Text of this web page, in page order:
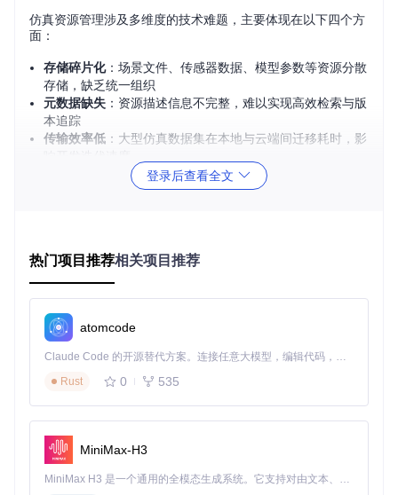
仿真资源管理涉及多维度的技术难题，主要体现在以下四个方
面：
存储碎片化：场景文件、传感器数据、模型参数等资源分散
存储，缺乏统一组织
元数据缺失 ：资源描述信息不完整，难以实现高效检索与版
本追踪
传输效率低 ：大型仿真数据集在本地与云端间迁移耗时，影
：多团队协作时，资源版本同步困难，易产生数
图1：AlpaSim仿真服务架构，展示了从Wizard数据准备到Run
time异步部署的资源流转过程
2 架构设计：如何构建云原生的资源管理体系？
针对仿真资源管理的核心挑战，AlpaSim采用微服务架构设
计，通过分层管理实现资源从本地到云端的无缝迁移。该架构
段，构建了完整的资源生命周期管理体系。
2.1 资源管理层级结构
AlpaSim资源管理架构分为四个逻辑层级，每层解决特定的技
术问题：
登录后查看全文
热门项目推荐相关项目推荐
atomcode
Claude Code 的开源替代方案。连接任意大模型，编辑代码，运行命令，自动验证 — 全自动执行。用 Rust 构建，极致性能。 ｜ An open-source alternative to Claude Code. Connect any LLM, edit code, run commands, and verify changes — autonomously. Built in Rust for speed. Get Started
Rust
0 535
MiniMax-H3
MiniMax H3 是一个通用的全模态生成系统。它支持对由文本、图像、视频和音频组成的多模态上下文进行统一理解，并能生成分辨率高达 2K、时长可达 15 秒的带原生立体声音频的视频。得益于面向任务泛化的系统设计，H3 在预训练阶段就已具备广泛的多模态上下文理解与生成能力，能够出色地执行复杂的多模态指令。